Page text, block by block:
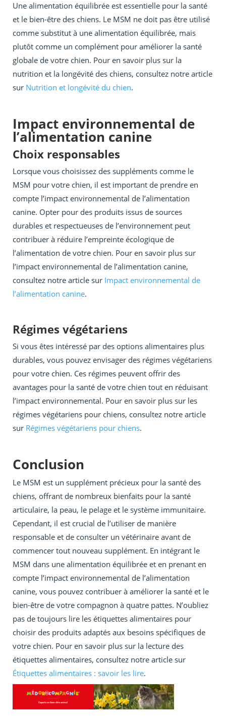
Une alimentation équilibrée est essentielle pour la santé
et le bien-être des chiens. Le MSM ne doit pas être utilisé
comme substitut à une alimentation équilibrée, mais
plutôt comme un complément pour améliorer la santé
globale de votre chien. Pour en savoir plus sur la
nutrition et la longévité des chiens, consultez notre article
sur Nutrition et longévité du chien.
Impact environnemental de
l’alimentation canine
Choix responsables
Lorsque vous choisissez des suppléments comme le
MSM pour votre chien, il est important de prendre en
compte l’impact environnemental de l’alimentation
canine. Opter pour des produits issus de sources
durables et respectueuses de l’environnement peut
contribuer à réduire l’empreinte écologique de
l’alimentation de votre chien. Pour en savoir plus sur
l’impact environnemental de l’alimentation canine,
consultez notre article sur Impact environnemental de
l’alimentation canine.
Régimes végétariens
Si vous êtes intéressé par des options alimentaires plus
durables, vous pouvez envisager des régimes végétariens
pour votre chien. Ces régimes peuvent offrir des
avantages pour la santé de votre chien tout en réduisant
l’impact environnemental. Pour en savoir plus sur les
régimes végétariens pour chiens, consultez notre article
sur Régimes végétariens pour chiens.
Conclusion
Le MSM est un supplément précieux pour la santé des
chiens, offrant de nombreux bienfaits pour la santé
articulaire, la peau, le pelage et le système immunitaire.
Cependant, il est crucial de l’utiliser de manière
responsable et de consulter un vétérinaire avant de
commencer tout nouveau supplément. En intégrant le
MSM dans une alimentation équilibrée et en prenant en
compte l’impact environnemental de l’alimentation
canine, vous pouvez contribuer à améliorer la santé et le
bien-être de votre compagnon à quatre pattes. N’oubliez
pas de toujours lire les étiquettes alimentaires pour
choisir des produits adaptés aux besoins spécifiques de
votre chien. Pour en savoir plus sur la lecture des
étiquettes alimentaires, consultez notre article sur
Étiquettes alimentaires : savoir les lire.